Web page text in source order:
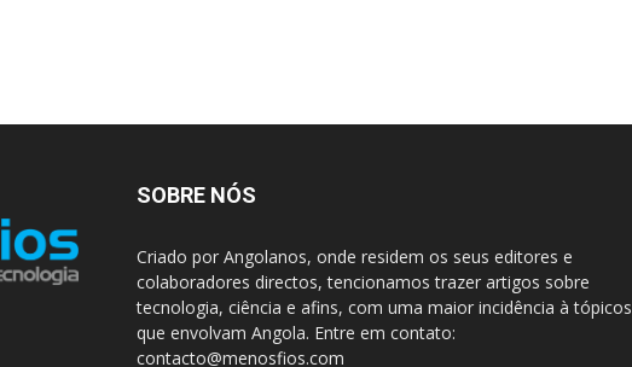
SOBRE NÓS
Criado por Angolanos, onde residem os seus editores e
colaboradores directos, tencionamos trazer artigos sobre
tecnologia, ciência e afins, com uma maior incidência à tópicos
que envolvam Angola. Entre em contato:
contacto@menosfios.com